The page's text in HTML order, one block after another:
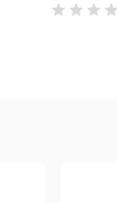
навыки, а